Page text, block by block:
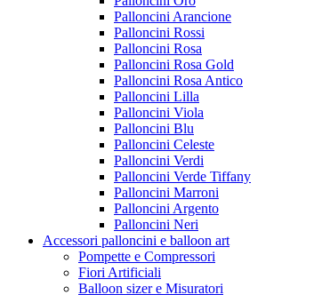
Palloncini Arancione
Palloncini Rossi
Palloncini Rosa
Palloncini Rosa Gold
Palloncini Rosa Antico
Palloncini Lilla
Palloncini Viola
Palloncini Blu
Palloncini Celeste
Palloncini Verdi
Palloncini Verde Tiffany
Palloncini Marroni
Palloncini Argento
Palloncini Neri
Accessori palloncini e balloon art
Pompette e Compressori
Fiori Artificiali
Balloon sizer e Misuratori